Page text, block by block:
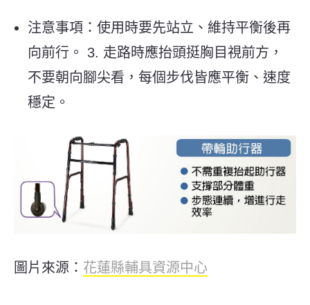
注意事項：使用時要先站立、維持平衡後再
向前行。 3. 走路時應抬頭挺胸目視前方，
不要朝向腳尖看，每個步伐皆應平衡、速度
穩定。
圖片來源： 花蓮縣輔具資源中心